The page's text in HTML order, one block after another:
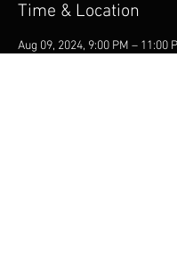
Time & Location
Aug 09, 2024, 9:00 PM – 11:00